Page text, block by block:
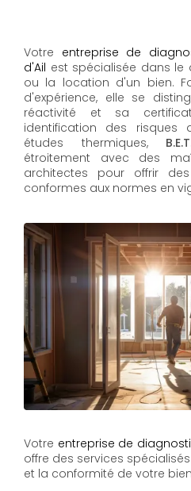
Votre entreprise de
d'Ail est spécialisée dans
ou la location d'un bien.
d'expérience, elle se
réactivité et sa
identification des risques
études thermiques,
étroitement avec des
architectes pour offrir
conformes aux normes en
Votre entreprise de
offre des services
et la conformité de votre